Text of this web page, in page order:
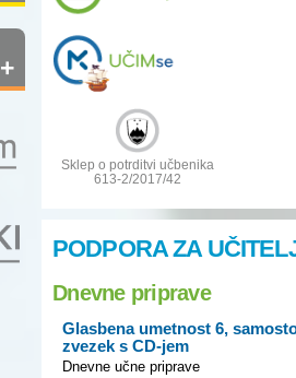
+
Sklep o potrditvi učbenika
613-2/2017/42
PODPORA ZA
Dnevne priprave
Glasbena umetnost 6,
zvezek s CD-jem
Dnevne učne priprave